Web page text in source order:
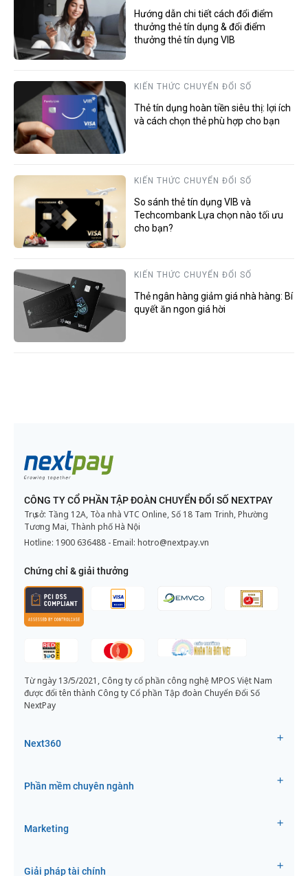
Hướng dẫn chi tiết cách đổi điểm
thưởng thẻ tín dụng & đổi điểm
thưởng thẻ tín dụng VIB
KIẾN THỨC CHUYỂN ĐỔI SỐ
Thẻ tín dụng hoàn tiền siêu thị: lợi ích
và cách chọn thẻ phù hợp cho bạn
KIẾN THỨC CHUYỂN ĐỔI SỐ
So sánh thẻ tín dụng VIB và
Techcombank Lựa chọn nào tối ưu
cho bạn?
KIẾN THỨC CHUYỂN ĐỔI SỐ
Thẻ ngân hàng giảm giá nhà hàng: Bí
quyết ăn ngon giá hời
CÔNG TY CỔ PHẦN TẬP ĐOÀN CHUYỂN ĐỔI SỐ NEXTPAY
Trụ sở: Tầng 12A, Tòa nhà VTC Online, Số 18 Tam Trinh, Phường
Tương Mai, Thành phố Hà Nội
Hotline: 1900 636488 - Email: hotro@nextpay.vn
Chứng chỉ & giải thưởng
Từ ngày 13/5/2021, Công ty cổ phần công nghệ MPOS Việt Nam
được đổi tên thành Công ty Cổ phần Tập đoàn Chuyển Đổi Số
NextPay
Next360
Phần mềm chuyên ngành
Marketing
Giải pháp tài chính